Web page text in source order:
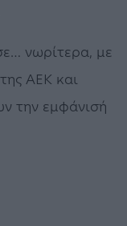
νωρίτερα, με
ΑΕΚ και
την εμφάνισή